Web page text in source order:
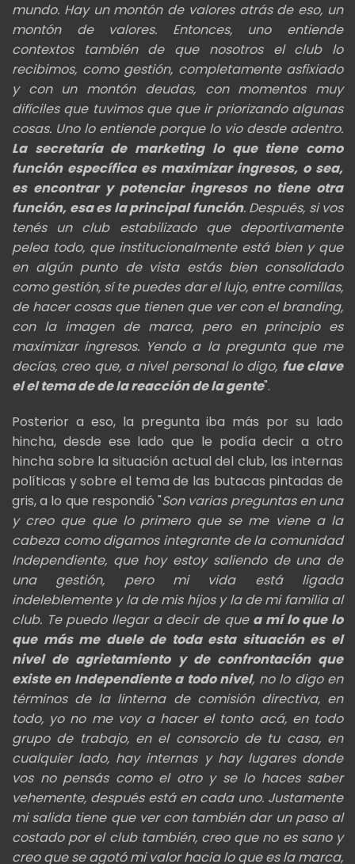
mundo. Hay un montón de valores atrás de eso, un
montón de valores. Entonces, uno entiende
contextos también de que nosotros el club lo
recibimos, como gestión, completamente asfixiado
y con un montón deudas, con momentos muy
difíciles que tuvimos que que ir priorizando algunas
cosas. Uno lo entiende porque lo vio desde adentro.
La secretaría de marketing lo que tiene como
función específica es maximizar ingresos, o sea,
es encontrar y potenciar ingresos no tiene otra
función, esa es la principal función. Después, si vos
tenés un club estabilizado que deportivamente
pelea todo, que institucionalmente está bien y que
en algún punto de vista estás bien consolidado
como gestión, sí te puedes dar el lujo, entre comillas,
de hacer cosas que tienen que ver con el branding,
con la imagen de marca, pero en principio es
maximizar ingresos. Yendo a la pregunta que me
decías, creo que, a nivel personal lo digo, fue clave
el el tema de de la reacción de la gente".
Posterior a eso, la pregunta iba más por su lado
hincha, desde ese lado que le podía decir a otro
hincha sobre la situación actual del club, las internas
políticas y sobre el tema de las butacas pintadas de
gris, a lo que respondió "Son varias preguntas en una
y creo que que lo primero que se me viene a la
cabeza como digamos integrante dela comunidad
Independiente, que hoy estoy saliendo de una de
una gestión, pero mi vida está ligada
indeleblemente y la de mis hijos y la de mi familia al
club. Te puedo llegar a decir de que a mí lo que lo
que más me duele de toda esta situación es el
nivel de agrietamiento y de confrontación que
existe en Independiente a todo nivel, no lo digo en
términos de la linterna de comisión directiva, en
todo, yo no me voy a hacer el tonto acá, en todo
grupo de trabajo, en el consorcio de tu casa, en
cualquier lado, hay internas y hay lugares donde
vos no pensás como el otro y se lo haces saber
vehemente, después está en cada uno. Justamente
mi salida tiene que ver con también dar un paso al
costado por el club también, creo que no es sano y
creo que se agotó mi valor hacia lo que es la marca,